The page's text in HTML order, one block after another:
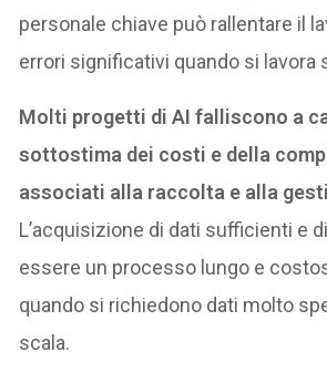
personale chiave può rallentare il
errori significativi quando si lavora
Molti progetti di AI falliscono a
sottostima dei costi e della
associati alla raccolta e alla
L’acquisizione di dati sufficienti e
essere un processo lungo e
quando si richiedono dati molto
scala.